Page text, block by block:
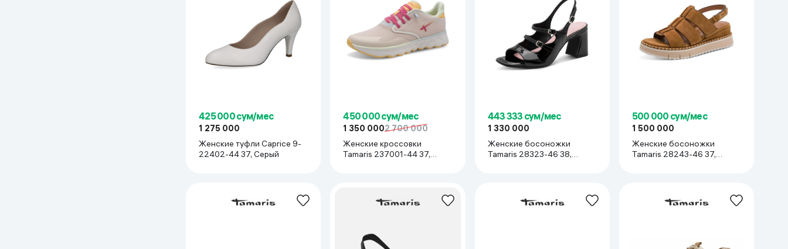
425 000 сум/мес
1 275 000
Женские туфли Caprice 9-
22402-44 37, Серый
450 000 сум/мес
1 350 0002 700 000
Женские кроссовки
Tamaris 237001-44 37,
443 333 сум/мес
1 330 000
Женские босоножки
Tamaris 28323-46 38,
500 000 сум/мес
1 500 000
Женские босоножки
Tamaris 28243-46 37,